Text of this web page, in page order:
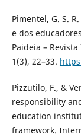
Pimentel, G. S.
e dos
Paideia –
1(3), 22–33.
Pizzutilo, F., &
responsibility
education
framework.